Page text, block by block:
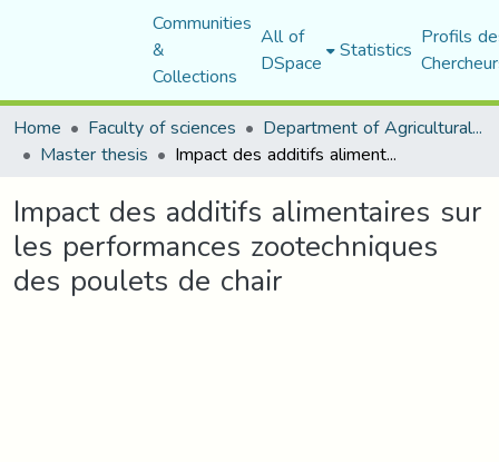
Communities
&
Collections
All of
DSpace Statistics Profils
Home
Faculty of sciences Department of Agricultural Sciences
Master thesis Impact des additifs alimentaires sur les performances zootechniques des poulets de chair
Impact des additifs alimentaires sur
les performances zootechniques
des poulets de chair